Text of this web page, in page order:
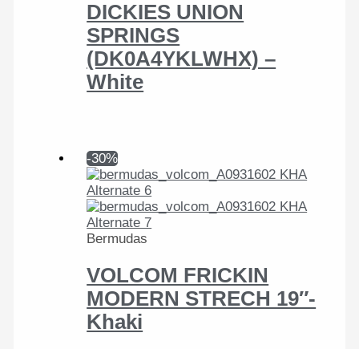
DICKIES UNION
SPRINGS
(DK0A4YKLWHX) –
White
-30%
Bermudas
VOLCOM FRICKIN
MODERN STRECH 19″-
Khaki